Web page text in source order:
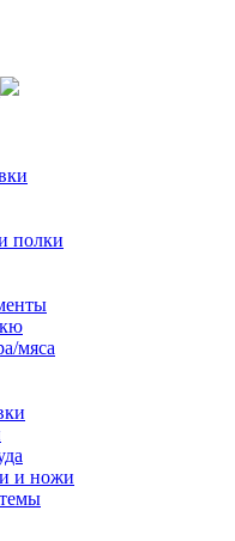
полки
мяса
и ножи